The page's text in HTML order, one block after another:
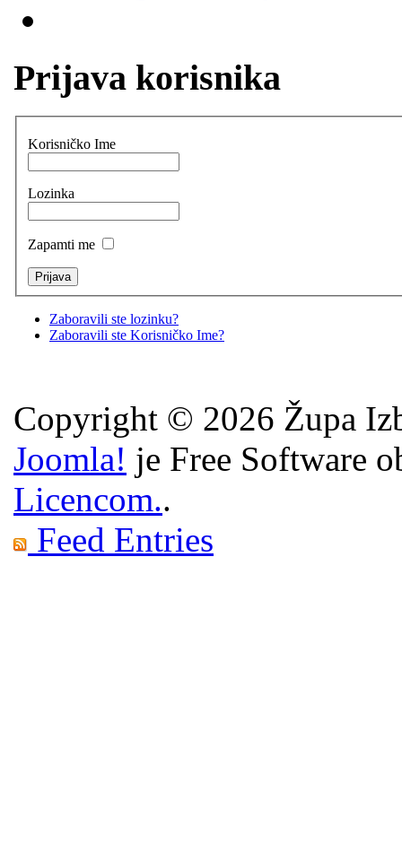
Prijava korisnika
Korisničko Ime
Lozinka
Zapamti me
Zaboravili ste lozinku?
Zaboravili ste Korisničko Ime?
Copyright © 2026 Župa
Joomla! je Free Software
Licencom..
Feed Entries